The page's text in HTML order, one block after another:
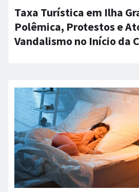
Taxa Turística em Ilha
Polêmica, Protestos e
Vandalismo no Início da